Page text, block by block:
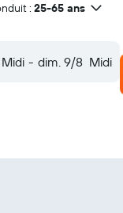
: 25-65 ans
Midi - dim. 9/8 Midi